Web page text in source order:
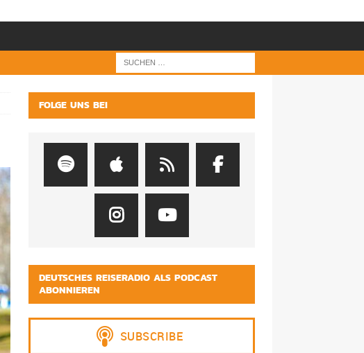
FOLGE UNS BEI
DEUTSCHES REISERADIO ALS PODCAST
ABONNIEREN